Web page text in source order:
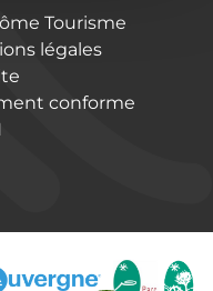
Tourisme
légales
conforme